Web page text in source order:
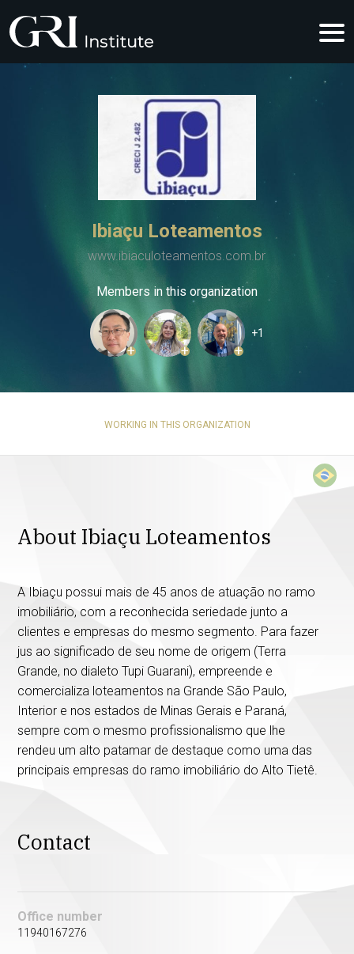
Ibiaçu Loteamentos
www.ibiaculoteamentos.com.br
Members in this organization
+ + +
+1
WORKING IN THIS ORGANIZATION
About Ibiaçu Loteamentos
A Ibiaçu possui mais de 45 anos de atuação no ramo
imobiliário, com a reconhecida seriedade junto a
clientes e empresas do mesmo segmento. Para fazer
jus ao significado de seu nome de origem (Terra
Grande, no dialeto Tupi Guarani), empreende e
comercializa loteamentos na Grande São Paulo,
Interior e nos estados de Minas Gerais e Paraná,
sempre com o mesmo profissionalismo que lhe
rendeu um alto patamar de destaque como uma das
principais empresas do ramo imobiliário do Alto Tietê.
Contact
Office number
11940167276